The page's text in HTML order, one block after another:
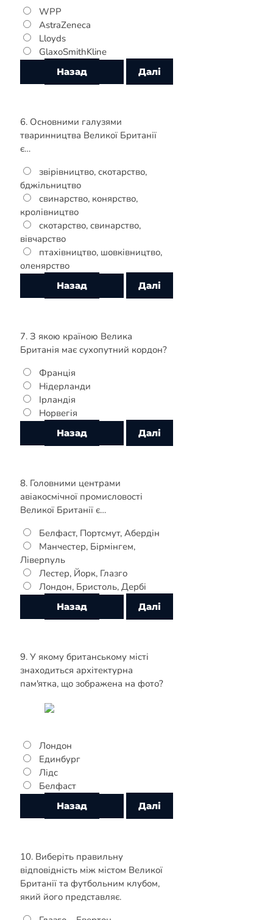
WPP
AstraZeneca
Lloyds
GlaxoSmithKline
6. Основними галузями
тваринництва Великої Британії
є…
звірівництво, скотарство,
бджільництво
свинарство, конярство,
кролівництво
скотарство, свинарство,
вівчарство
птахівництво, шовківництво,
оленярство
7. З якою країною Велика
Британія має сухопутний кордон?
Франція
Нідерланди
Ірландія
Норвегія
8. Головними центрами
авіакосмічної промисловості
Великої Британії є…
Белфаст, Портсмут, Абердін
Манчестер, Бірмінгем,
Ліверпуль
Лестер, Йорк, Глазго
Лондон, Бристоль, Дербі
9. У якому британському місті
знаходиться архітектурна
пам'ятка, що зображена на фото?
Лондон
Единбург
Лідс
Белфаст
10. Виберіть правильну
відповідність між містом Великої
Британії та футбольним клубом,
який його представляє.